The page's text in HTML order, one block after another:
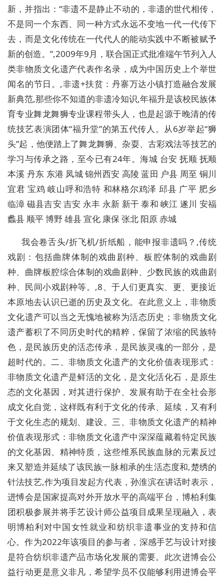
新，并指出：“非遗不是静止不动的，非遗的世代相传，
不是同一个东西、同一种方式永远不变地一代一代传下
去，而是文化传统在一代代人的能动实践中不断被赋予
新的创造。”,2009年9月，联合国正式批准端午节列入人
类非物质文化遗产代表作名录，成为中国历史上个举世
闻名的节日。,非遗+扶贫：丹寨万达小镇打造融合发展
新典范,那些你不知道的非遗冷知识,年福升是该校民族体
育专业舞龙舞狮专业课程带头人，也是起源于晚清的传
统技艺表演团体“福升堂”的第五代传人。从6岁举起“狮
头”起，他便踏上了舞龙舞狮、杂耍、古彩戏法等技艺的
学习与传承之路，至今已有24年。海城 台安 抚顺 抚顺
本溪 丹东 东港 凤城 锦州西安 高陵 蓝田 户县 周至 铜川
宜君 宝鸡 岐山呼和浩特 和林格尔鸡泽 邱县 广平 肥乡
临漳 磁县吉安 吉安 永丰 永新 新干 泰和 峡江 遂川 安福
蠡县 顺平 博野 雄县 宣化 康保 张北 阳原 赤城
我会卷舌头/折飞机/折纸船，能申报非遗吗？,传统
戏剧：包括曲牌体制的戏曲剧种、板腔体制的戏曲剧
种、曲牌板腔综合体制的戏曲剧种、少数民族的戏曲剧
种、民间小戏剧种等。,8、于人们更真实、更、更接近
本原地去认识已逝的历史及文化。在此意义上，非物质
文化遗产可以当之无愧地被称为活态历史；非物质文化
遗产蓄积了不同历史时代的精粹，保留了浓缩的民族特
色，是民族历史的活态传承，是民族灵魂的一部分，是
超时代的。二、非物质文化遗产的文化价值表现形式：
非物质文化遗产是鲜活的文化，是文化活化石，是原生
态的文化基因，对其进行保护、发展有助于在全社会形
成文化自觉，这样既有利于文化的传承、延续，又有利
于文化生态的规划、建设。三、非物质文化遗产的精神
价值表现形式：非物质文化遗产中深深蕴藏着特定民族
的文化基因、精神特质，这些维系民族血脉的元素反过
来又塑造并延续了该民族一脉相承的生活态度和,楚绣的
针法技艺,作为项目发起方代表，孙淮滨在讲话时表示，
进愽会是国家提高对外开放水平的高端平台，博柏利集
团积极参展并将手艺设计师公益项目成果呈现融入，表
明博柏利对中国女性就业和纺织非遗事业的支持和信
心。作为2022年该项目的参与者，深感手艺与设计对接
是符合纺织非遗产品市场化发展的需要。此次进博会公
益行动更是意义非凡，希望学员不仅能够利用进博会平